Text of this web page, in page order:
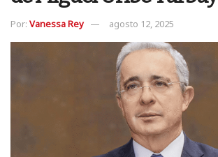
Por: Vanessa Rey agosto 12, 2025